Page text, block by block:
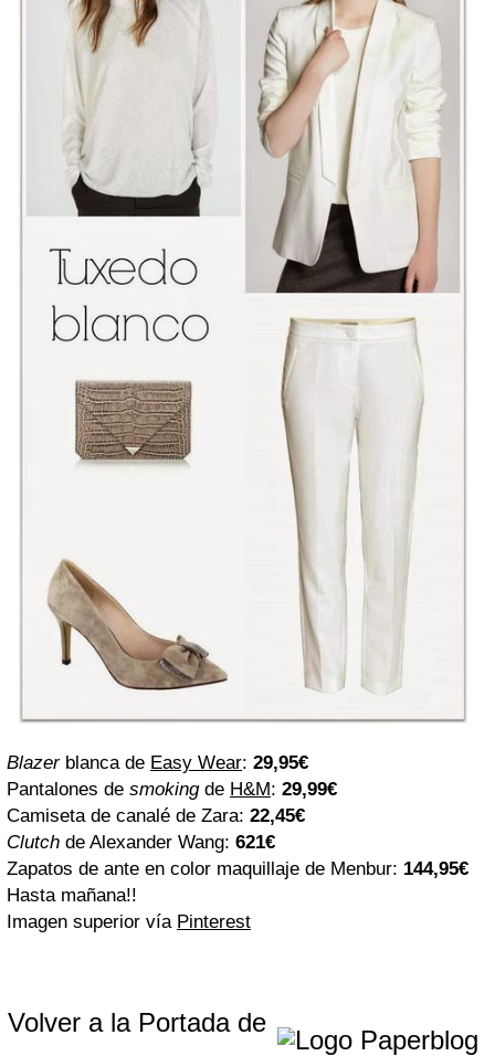
Blazerblanca de Easy Wear: 29,95€
Pantalones de smokingde H&M: 29,99€
Camiseta de canalé de Zara: 22,45€
Clutch de Alexander Wang: 621€
Zapatos de ante en color maquillaje de Menbur: 144,95€
Hasta mañana!!
Imagen superior vía Pinterest
Volver a la Portada de